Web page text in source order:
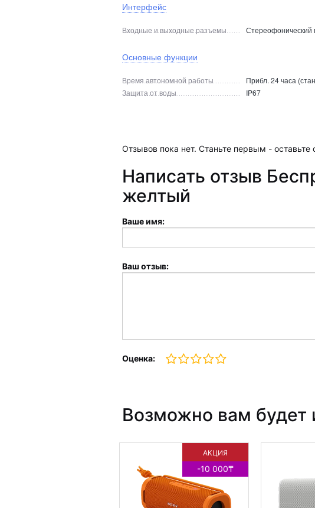
Интерфейс
Входные и выходные разъемы
Основные функции
Время автономной работы
Прибл. 24 часа
Защита от воды
IP67
Отзывов пока нет. Станьте первым - оставьте
Написать отзыв
желтый
Ваше имя:
Ваш отзыв:
Оценка:
Возможно вам будет
АКЦИЯ
-10 000₸